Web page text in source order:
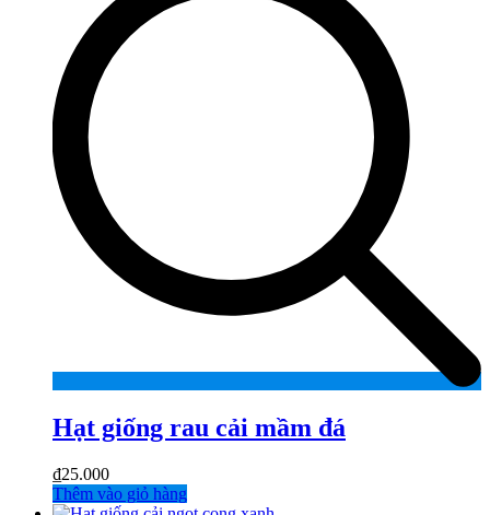
Hạt giống rau cải mầm đá
₫25.000
Thêm vào giỏ hàng